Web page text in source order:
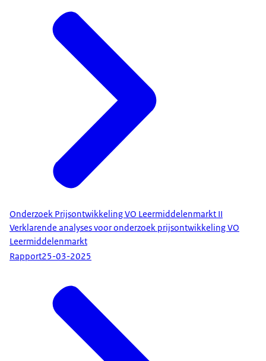
Onderzoek Prijsontwikkeling VO Leermiddelenmarkt II
Verklarende analyses voor onderzoek prijsontwikkeling VO
Leermiddelenmarkt
Rapport25-03-2025